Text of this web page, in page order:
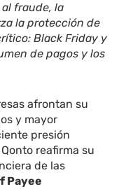
fraude, la
la protección de
Black Friday y
de pagos y los
afrontan su
y mayor
presión
reafirma su
de las
Payee